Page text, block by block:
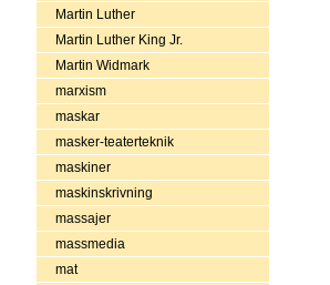
Martin Luther
Martin Luther King Jr.
Martin Widmark
marxism
maskar
masker-teaterteknik
maskiner
maskinskrivning
massajer
massmedia
mat